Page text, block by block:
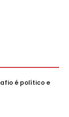
é político e